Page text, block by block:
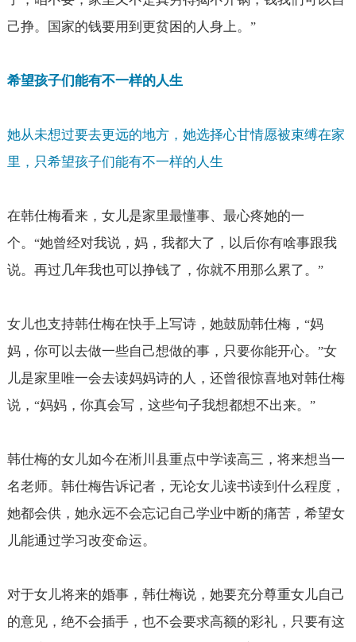
己挣。国家的钱要用到更贫困的人身上。 ”
希望孩子们能有不一样的人生
她从未想过要去更远的地方，她选择心甘情愿被束缚在家
里，只希望孩子们能有不一样的人生
在韩仕梅看来，女儿是家里最懂事、最心疼她的一
个。 “她曾经对我说，妈，我都大了，以后你有啥事跟我
说。再过几年我也可以挣钱了，你就不用那么累了。 ”
女儿也支持韩仕梅在快手上写诗，她鼓励韩仕梅， “妈
妈，你可以去做一些自己想做的事，只要你能开心。 ”女
儿是家里唯一会去读妈妈诗的人，还曾很惊喜地对韩仕梅
说， “妈妈，你真会写，这些句子我想都想不出来。 ”
韩仕梅的女儿如今在淅川县重点中学读高三，将来想当一
名老师。韩仕梅告诉记者，无论女儿读书读到什么程度，
她都会供，她永远不会忘记自己学业中断的痛苦，希望女
儿能通过学习改变命运。
对于女儿将来的婚事，韩仕梅说，她要充分尊重女儿自己
的意见，绝不会插手，也不会要求高额的彩礼，只要有这